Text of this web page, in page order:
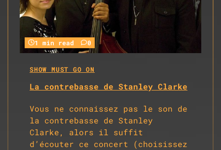
1 min read 0
SHOW MUST GO ON
La contrebasse de Stanley Clarke
Vous ne connaissez pas le son de
la contrebasse de Stanley
Clarke, alors il suffit
d’écouter ce concert (choisissez